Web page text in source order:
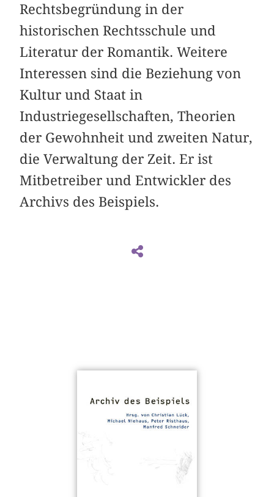
Rechtsbegründung in der
historischen Rechtsschule und
Literatur der Romantik. Weitere
Interessen sind die Beziehung von
Kultur und Staat in
Industriegesellschaften, Theorien
der Gewohnheit und zweiten Natur,
die Verwaltung der Zeit. Er ist
Mitbetreiber und Entwickler des
Archivs des Beispiels.